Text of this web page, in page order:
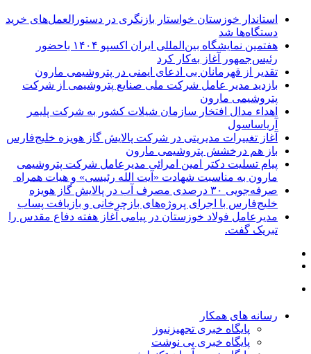
استاندار خوزستان خواستار بازنگری در دستورالعمل‌های خرید
دستگاه‌ها شد
هفتمین نمایشگاه بین‌المللی ایران اکسپو ۱۴۰۴ باحضور
رئیس‌جمهور آغاز به‌کار کرد
تقدیر از قهرمانان بی ادعای ایمنی در پتروشیمی مارون
بازدید مدیر عامل شرکت ملی صنایع پتروشیمی از شرکت
پتروشیمی مارون
اهداء مدال افتخار سازمان شیلات کشور به شرکت پلیمر
آریاساسول
آغاز تغییرات مدیریتی در شرکت پالایش گاز هویزه خلیج‌فارس
باز هم درخشش پتروشیمی مارون
پیام تسلیت دکتر امین امرائی مدیرعامل شرکت پتروشیمی
مارون به مناسبت شهادت «آیت الله رئیسی» و هیات همراه
صرفه‌جویی ۳۰ درصدی مصرف آب در پالایش گاز هویزه
خلیج‌فارس با اجرای پروژه‌های بازچرخانی و بازیافت پساب
مدیرعامل فولاد خوزستان در پیامی آغاز هفته دفاع مقدس را
تبریک گفت.
رسانه های همکار
پایگاه خبری تجهیزنیوز
پایگاه خبری پی نوشت